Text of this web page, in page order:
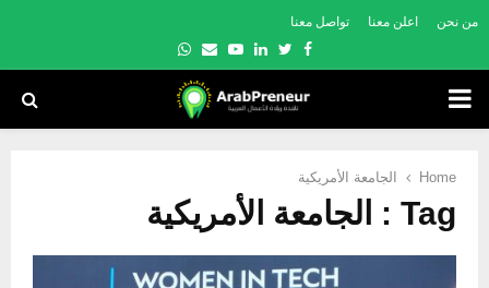
من نحن اعلن معنا تواصل معنا
Facebook
Twitter
Linkedin
Youtube
Email
Whatsapp
PRIMARY
Home الجامعة الأمريكية
Tag : الجامعة الأمريكية